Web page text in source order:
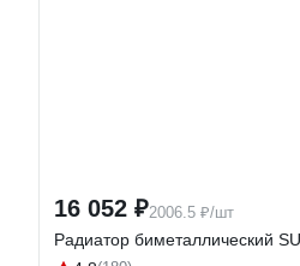
16 052 ₽2006.5 ₽/шт
Радиатор биметаллический